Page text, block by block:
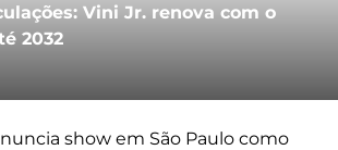
Vini Jr. renova com o
2032